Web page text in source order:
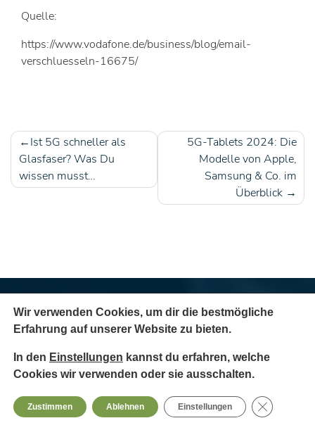
Quelle:
https://www.vodafone.de/business/blog/email-
verschluesseln-16675/
Beitragsnavigation
Ist 5G schneller als
Glasfaser? Was Du
wissen musst…
5G-Tablets 2024: Die
Modelle von Apple,
Samsung & Co. im
Überblick
Wir verwenden Cookies, um dir die bestmögliche
Erfahrung auf unserer Website zu bieten.
In den Einstellungen kannst du erfahren, welche
Cookies wir verwenden oder sie ausschalten.
Zustimmen Ablehnen Einstellungen GDPR